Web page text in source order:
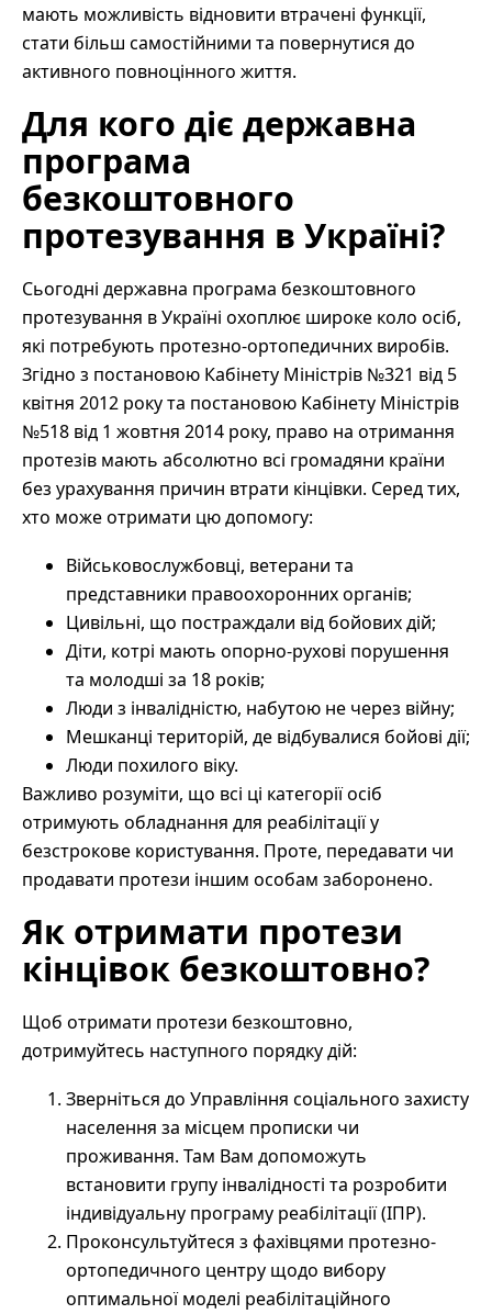
мають можливість відновити втрачені функції,
стати більш самостійними та повернутися до
активного повноцінного життя.
Для кого діє державна
програма
безкоштовного
протезування в Україні?
Сьогодні державна програма безкоштовного
протезування в Україні охоплює широке коло осіб,
які потребують протезно-ортопедичних виробів.
Згідно з постановою Кабінету Міністрів №321 від 5
квітня 2012 року та постановою Кабінету Міністрів
№518 від 1 жовтня 2014 року, право на отримання
протезів мають абсолютно всі громадяни країни
без урахування причин втрати кінцівки. Серед тих,
хто може отримати цю допомогу:
Військовослужбовці, ветерани та
представники правоохоронних органів;
Цивільні, що постраждали від бойових дій;
Діти, котрі мають опорно-рухові порушення
та молодші за 18 років;
Люди з інвалідністю, набутою не через війну;
Мешканці територій, де відбувалися бойові дії;
Люди похилого віку.
Важливо розуміти, що всі ці категорії осіб
отримують обладнання для реабілітації у
безстрокове користування. Проте, передавати чи
продавати протези іншим особам заборонено.
Як отримати протези
кінцівок безкоштовно?
Щоб отримати протези безкоштовно,
дотримуйтесь наступного порядку дій:
Зверніться до Управління соціального захисту
населення за місцем прописки чи
проживання. Там Вам допоможуть
встановити групу інвалідності та розробити
індивідуальну програму реабілітації (ІПР).
Проконсультуйтеся з фахівцями протезно-
ортопедичного центру щодо вибору
оптимальної моделі реабілітаційного